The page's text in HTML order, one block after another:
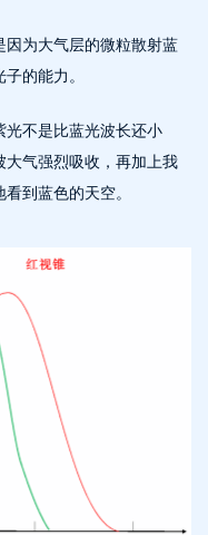
为大气层的微粒散射蓝
的能力。
不是比蓝光波长还小
气强烈吸收，再加上我
到蓝色的天空。